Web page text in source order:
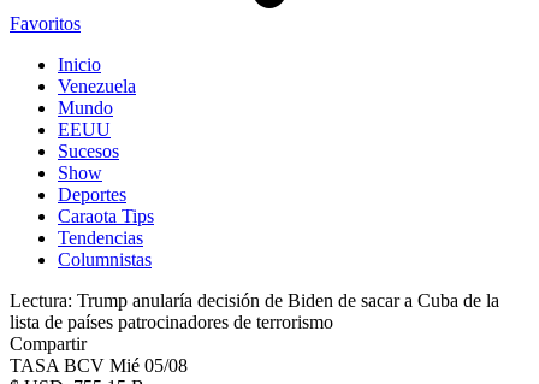
Favoritos
Inicio
Venezuela
Mundo
EEUU
Sucesos
Show
Deportes
Caraota Tips
Tendencias
Columnistas
Lectura: Trump anularía decisión de Biden de sacar a Cuba de la
lista de países patrocinadores de terrorismo
Compartir
TASA BCV Mié 05/08